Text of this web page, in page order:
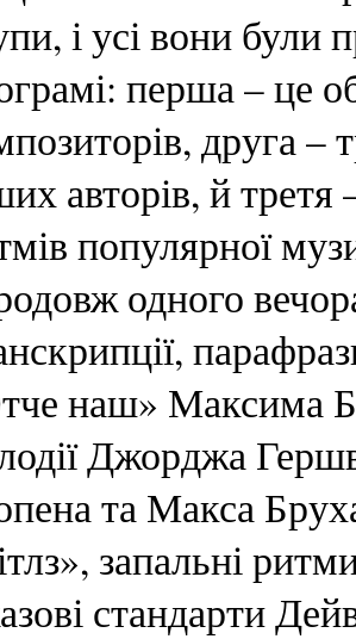
і усі вони були
перша – це
друга –
авторів, й
популярної
одного
наш» Максима
Джорджа
та Макса
запальні
стандарти